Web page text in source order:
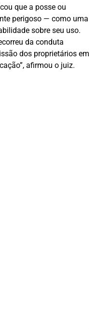
que a posse ou
perigoso — como uma
sobre seu uso.
da conduta
dos proprietários em
afirmou o juiz.